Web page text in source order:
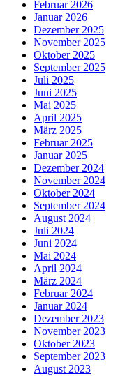
Februar 2026
Januar 2026
Dezember 2025
November 2025
Oktober 2025
September 2025
Juli 2025
Juni 2025
Mai 2025
April 2025
März 2025
Februar 2025
Januar 2025
Dezember 2024
November 2024
Oktober 2024
September 2024
August 2024
Juli 2024
Juni 2024
Mai 2024
April 2024
März 2024
Februar 2024
Januar 2024
Dezember 2023
November 2023
Oktober 2023
September 2023
August 2023